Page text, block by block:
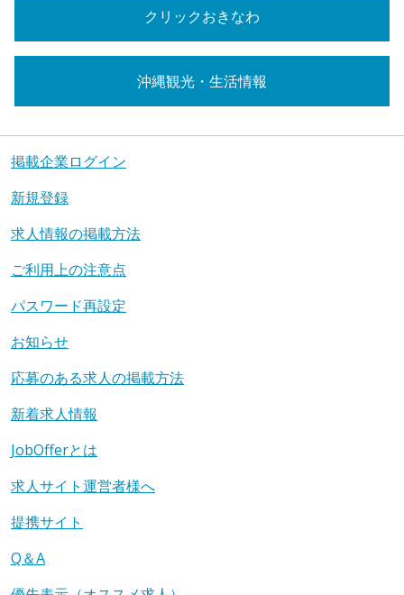
クリックおきなわ
沖縄観光・生活情報
掲載企業ログイン
新規登録
求人情報の掲載方法
ご利用上の注意点
パスワード再設定
お知らせ
応募のある求人の掲載方法
新着求人情報
JobOfferとは
求人サイト運営者様へ
提携サイト
Q＆A